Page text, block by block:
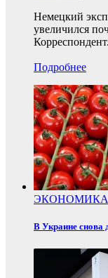
Немецкий
увеличился
Корреспондент.
Подробнее
ЭКОНОМИКА
В Украине